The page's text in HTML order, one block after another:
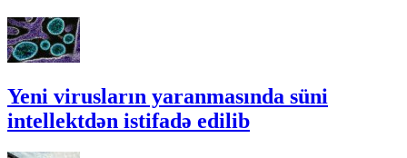
Yeni virusların yaranmasında süni
intellektdən istifadə edilib